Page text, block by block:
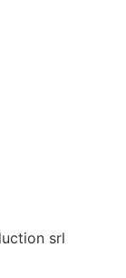
srl